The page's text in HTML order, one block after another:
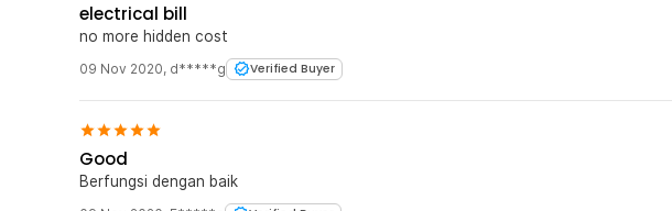
electrical bill
no more hidden cost
09 Nov 2020, d*****g Verified Buyer
Good
Berfungsi dengan baik